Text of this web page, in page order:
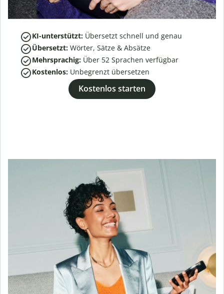
KI-unterstützt: Übersetzt schnell und genau
Übersetzt: Wörter, Sätze & Absätze
Mehrsprachig: Über 52 Sprachen verfügbar
Kostenlos: Unbegrenzt übersetzen
Kostenlos starten